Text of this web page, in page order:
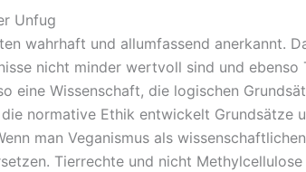
Unfug
wahrhaft und allumfassend anerkannt.
nicht minder wertvoll sind und
eine Wissenschaft, die logischen
normative Ethik entwickelt Grundsätze
man Veganismus als
Tierrechte und nicht